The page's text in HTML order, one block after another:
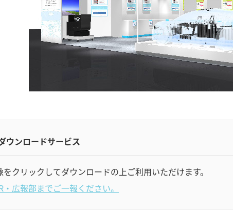
ウンロードサービス
クリックしてダウンロードの上ご利用いただけます。
広報部までご一報ください。